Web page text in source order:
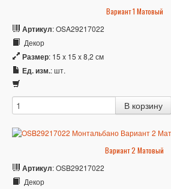
Вариант 1 Матовый
Артикул: OSA29217022
Декор
Размер: 15 x 15 x 8,2 см
Ед. изм.: шт.
Вариант 2 Матовый
Артикул: OSB29217022
Декор